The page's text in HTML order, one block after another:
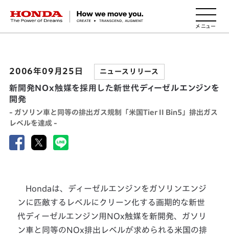
HONDA The Power of Dreams
2006年09月25日 ニュースリリース
新開発NOx触媒を採用した新世代ディーゼルエンジンを
開発
- ガソリン車と同等の排出ガス規制「米国Tier II Bin5」排出ガス
レベルを達成 -
Hondaは、ディーゼルエンジンをガソリンエンジ
ンに匹敵するレベルにクリーン化する画期的な新世
代ディーゼルエンジン用NOx触媒を新開発、ガソリ
ン車と同等のNOx排出レベルが求められる米国の排